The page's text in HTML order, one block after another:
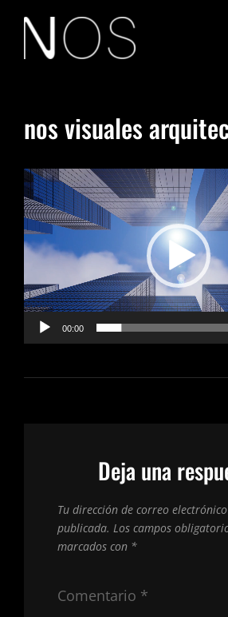
nos visuales
Reproductor
de
vídeo
00:00
Deja una
Tu dirección de correo
publicada. Los campos
marcados con *
Comentario *